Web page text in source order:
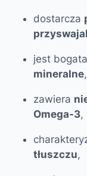
dostarcza
jest
mineralne,
zawiera
Omega-3,
tłuszczu,